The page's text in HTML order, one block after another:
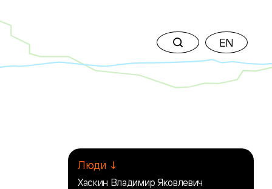
EN
Люди ↓
Хаскин Владимир Яковлевич